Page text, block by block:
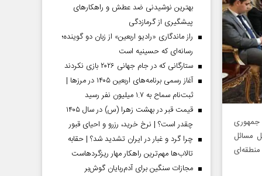
جمهوری
مسائل
حل مسائل منطقه‌ای
بهترین نوشیدنی ضد عطش و راهکارهای
پیشگیری از گرمازدگی
راز ماندگاری «رادیو اربعین» از زبان دو گوینده؛
رسانه‌ای که حسینیه است
ستارگانی که در جام جهانی ۲۰۲۶ بازی نکردند
آغاز رسمی برنامه‌های اربعین ۱۴۰۵ در مرز‌ها |
ثبت‌نام سماح به ۱.۷ میلیون نفر رسید
قیمت قبر در بهشت زهرا (س) در سال ۱۴۰۵
چقدر است؟ | نرخ خرید، رزرو و احیای قبور
چرا گرد و غبار در ایران تشدید شد؟ | حقابه
تالاب‌ها مهم‌ترین راهکار مهار ریزگردهاست
مجازات سنگین برای آدم‌ربایان گوش‌بر